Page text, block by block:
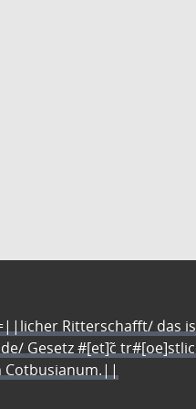
Ritterschafft/ das
Gesetz #[et]c̃
Cotbusianum.||